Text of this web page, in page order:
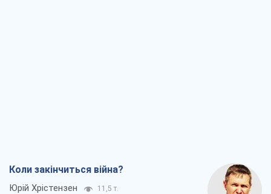
Коли закінчиться війна?
Юрій Хрістензен 11,5 т.